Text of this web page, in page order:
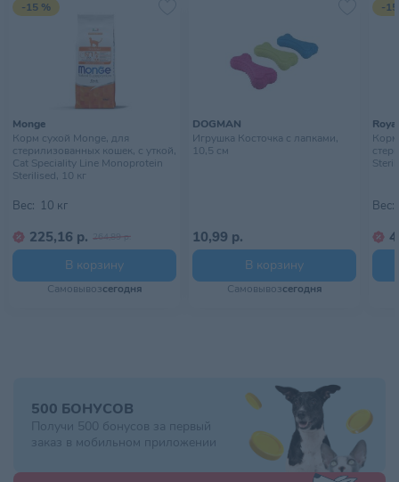
Страна происхождения
Тип питомца Собаки
Хранить в сухом, хорошо
-15 %
Monge
Корм сухой Monge, для
стерилизованных кошек, с уткой,
Cat Speciality Line Monoprotein
Sterilised, 10 кг
Вес: 10 кг
225,16 р. 264,89 р.
В корзину
Самовывозсегодня
DOGMAN
Игрушка Косточка с лапками,
10,5 см
10,99 р.
В корзину
Самовывозсегодня
-
Вес:
500 БОНУСОВ
Получи 500 бонусов за первый
заказ в мобильном приложении